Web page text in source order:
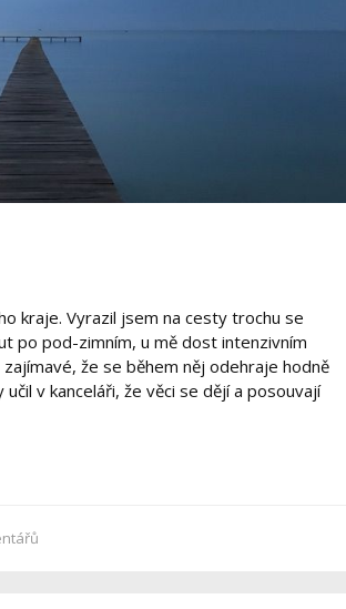
kraje. Vyrazil jsem na cesty trochu se
po pod-zimním, u mě dost intenzivním
že se během něj odehraje hodně
v kanceláři, že věci se dějí a posouvají